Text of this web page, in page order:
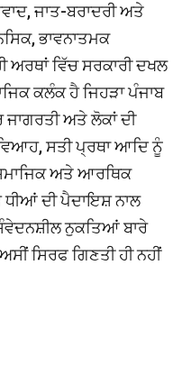
ਜਾਤ-ਬਰਾਦਰੀ ਅਤੇ
ਭਾਵਨਾਤਮਕ
ਵਿੱਚ ਸਰਕਾਰੀ ਦਖਲ
ਕਲੰਕ ਹੈ ਜਿਹੜਾ ਪੰਜਾਬ
ਅਤੇ ਲੋਕਾਂ ਦੀ
ਵਿਆਹ, ਸਤੀ ਪ੍ਰਥਾ ਆਦਿ ਨੂੰ
ਅਤੇ ਆਰਥਿਕ
ਧੀਆਂ ਦੀ ਪੈਦਾਇਸ਼ ਨਾਲ
ਨੁਕਤਿਆਂ ਬਾਰੇ
ਸਿਰਫ ਗਿਣਤੀ ਹੀ ਨਹੀਂ